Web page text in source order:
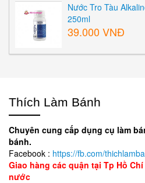
Nước Tro Tàu
250ml
39.000 VNĐ
Thích Làm Bánh
Chuyên cung cấp dụng cụ làm
bánh.
Facebook : https://fb.com/
Giao hàng các quận tại Tp Hồ
nước